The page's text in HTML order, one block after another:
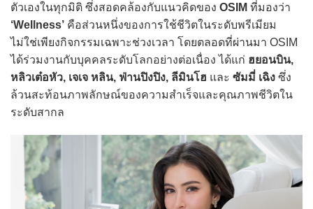
ตัวเองในทุกมิติ ซึ่งสอดคล้องกับแนวคิดของ OSIM ที่มองว่า
‘Wellness’ คือส่วนหนึ่งของการใช้ชีวิตในระดับพรีเมียม
ไม่ใช่เพียงกิจกรรมเฉพาะช่วงเวลา โดยตลอดที่ผ่านมา OSIM
ได้ร่วมงานกับบุคคลระดับโลกอย่างต่อเนื่อง ได้แก่ ฮยอนบิน,
หลิวเต๋อหัว, เจเจ หลิน, ฟ่านปิงปิง, ลีมินโฮ และ ซัมมี่ เฉิง ซึ่ง
ล้วนสะท้อนภาพลักษณ์ของความสำเร็จและคุณภาพชีวิตใน
ระดับสากล